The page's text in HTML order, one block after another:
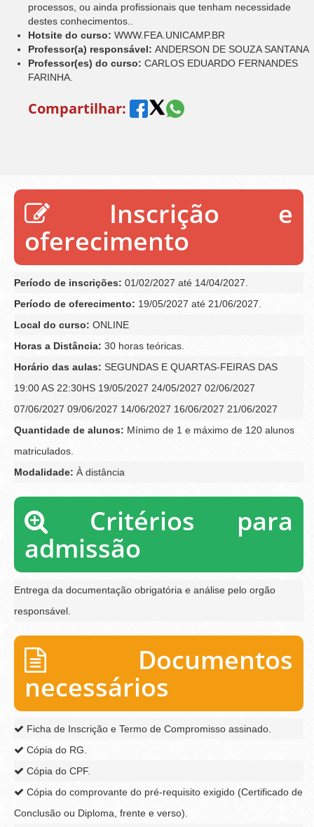
processos, ou ainda profissionais que tenham necessidade
destes conhecimentos..
Hotsite do curso: WWW.FEA.UNICAMP.BR
Professor(a) responsável: ANDERSON DE SOUZA SANTANA
Professor(es) do curso: CARLOS EDUARDO FERNANDES
FARINHA.
Compartilhar:
Inscrição e
oferecimento
Período de inscrições: 01/02/2027 até 14/04/2027.
Período de oferecimento: 19/05/2027 até 21/06/2027.
Local do curso: ONLINE
Horas a Distância: 30 horas teóricas.
Horário das aulas: SEGUNDAS E QUARTAS-FEIRAS DAS
19:00 AS 22:30HS 19/05/2027 24/05/2027 02/06/2027
07/06/2027 09/06/2027 14/06/2027 16/06/2027 21/06/2027
Quantidade de alunos: Mínimo de 1 e máximo de 120 alunos
matriculados.
Modalidade: À distância
Critérios para
admissão
Entrega da documentação obrigatória e análise pelo orgão
responsável.
Documentos
necessários
Ficha de Inscrição e Termo de Compromisso assinado.
Cópia do RG.
Cópia do CPF.
Cópia do comprovante do pré-requisito exigido (Certificado de
Conclusão ou Diploma, frente e verso).